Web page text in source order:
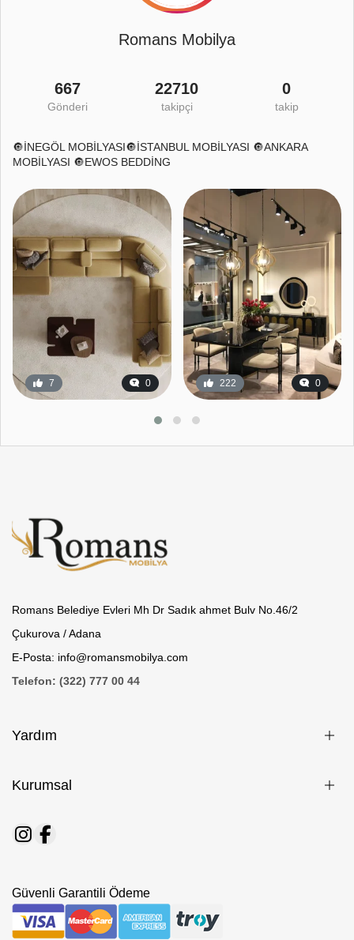
Romans Mobilya
667
Gönderi
22710
takipçi
0
takip
🔘İNEGÖL MOBİLYASI🔘İSTANBUL MOBİLYASI 🔘ANKARA
MOBİLYASI 🔘EWOS BEDDİNG
7 0 222 0
Romans Belediye Evleri Mh Dr Sadık ahmet Bulv No.46/2
Çukurova / Adana
E-Posta: info@romansmobilya.com
Telefon: (322) 777 00 44
Yardım
Kurumsal
Güvenli Garantili Ödeme